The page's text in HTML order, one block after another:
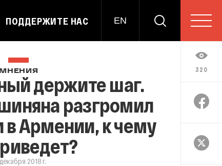
ПОДДЕРЖИТЕ НАС EN
320
МНЕНИЯ
держите шаг.
разгромил
в Армении, к чему
2018 г.